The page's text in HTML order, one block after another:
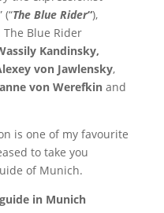
(“The Blue Rider“),
Blue Rider
Kandinsky,
von Jawlensky,
von Werefkin and
is one of my favourite
to take you
of Munich.
in Munich